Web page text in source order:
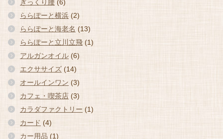
ぎっくり腰 (6)
ららぽーと横浜 (2)
ららぽーと海老名 (13)
ららぽーと立川立飛 (1)
アルガンオイル (6)
エクササイズ (14)
オールインワン (3)
カフェ・喫茶店 (3)
カラダファクトリー (1)
カード (4)
カー用品 (1)